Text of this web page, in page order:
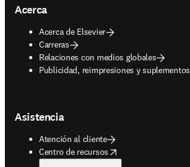
Acerca
Acerca de Elsevier
Carreras
Relaciones con medios globales
Publicidad, reimpresiones y suplementos
opens in new tab/window
Asistencia
Atención al cliente
Centro de recursos
opens in new tab/window